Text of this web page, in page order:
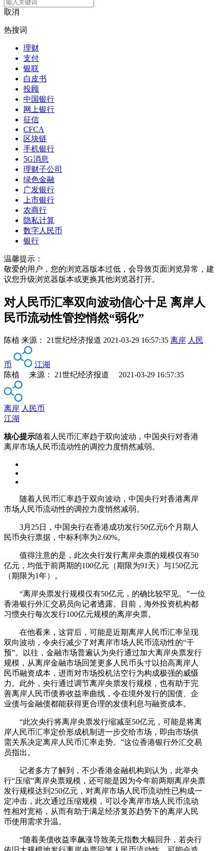
取消
热搜词
理财
支付
银联
白皮书
投顾
中国银行
网上银行
征信
CFCA
区块链
手机银行
5G消息
理财子公司
绿色金融
广发银行
上市银行
农商行
隐私计算
数字人民币
银行
温馨提示：
敬爱的用户，您的浏览器版本过低，会导致页面浏览异常，建
议您升级浏览器版本或更换其他浏览器打开。
对人民币汇率双向波动信心十足 离岸人
民币流动性管控悄然“弱化”
陈植 来源： 21世纪经济报道 2021-03-29 16:57:35 离岸 人民
币
江湖
陈植 来源： 21世纪经济报道 2021-03-29 16:57:35
离岸 人民币
江湖
核心提示随着人民币汇率趋于双向波动，中国央行对香港
离岸市场人民币流动性的调控力度悄然减弱。
随着人民币汇率趋于双向波动，中国央行对香港离岸
市场人民币流动性的调控力度悄然减弱。
3月25日，中国央行在香港成功发行50亿元6个月期人
民币央行票据，中标利率为2.60%。
值得注意的是，此次央行发行离岸央票的规模仅有50
亿元，均低于前两期的100亿元（期限为91天）与150亿元
（期限为1年）。
“离岸央票发行规模仅有50亿元，的确比较罕见。”一位
香港银行外汇交易员向记者透露。目前，海外投资机构都
习惯央行每次发行100亿元规模的离岸央票。
在他看来，这背后，可能是近期离岸人民币汇率呈现
双向波动，令央行减少了对离岸市场人民币流动性的“干
预”。以往，金融市场普遍认为央行通过加大离岸央票发行
规模，从离岸金融市场回笼更多人民币头寸以抬高离岸人
民币融资成本，进而对市场投机沽空行为构成极强的威慑
力。此外，央行通过调节离岸央票发行规模，也有助于完
善离岸人民币债券收益率曲线，令在境外发行的国债、企
业债与金融债都能获得更合理的发债利息与融资成本。
“此次央行将离岸央票发行缩减至50亿元，可能是将离
岸人民币汇率定价形成机制进一步交给市场，即由市场供
需关系决定离岸人民币汇率走势。”这位香港银行外汇交易
员指出。
记者多方了解到，不少香港金融机构则认为，此举央
行“压缩”离岸央票规模，还可能是因为今年前两期离岸央票
发行规模达到250亿元，对离岸市场人民币流动性已构成一
定冲击，此次通过压缩规模，可以令离岸市场人民币流动
性相对宽裕，从而有助于满足经济复苏趋势下的离岸人民
币使用需求升温。
“随着美债收益率飙涨导致美元指数大幅回升，若央行